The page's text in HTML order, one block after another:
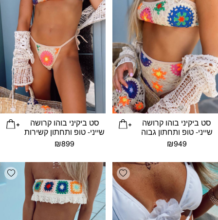
סט ביקיני בוהו קרושה
שייני- טופ ותחתון גבוה
₪949
סט ביקיני בוהו קרושה
שייני- טופ ותחתון קשירות
₪899
Add wishlist